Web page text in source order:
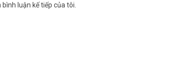
luận kế tiếp của tôi.